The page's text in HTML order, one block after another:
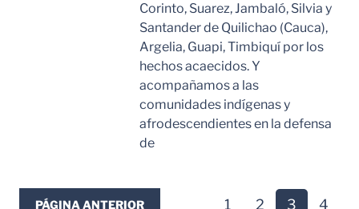
Corinto, Suarez, Jambaló, Silvia y
Santander de Quilichao (Cauca),
Argelia, Guapi, Timbiquí por los
hechos acaecidos. Y
acompañamos a las
comunidades indígenas y
afrodescendientes en la defensa
de
PÁGINA ANTERIOR 1 2 3 4